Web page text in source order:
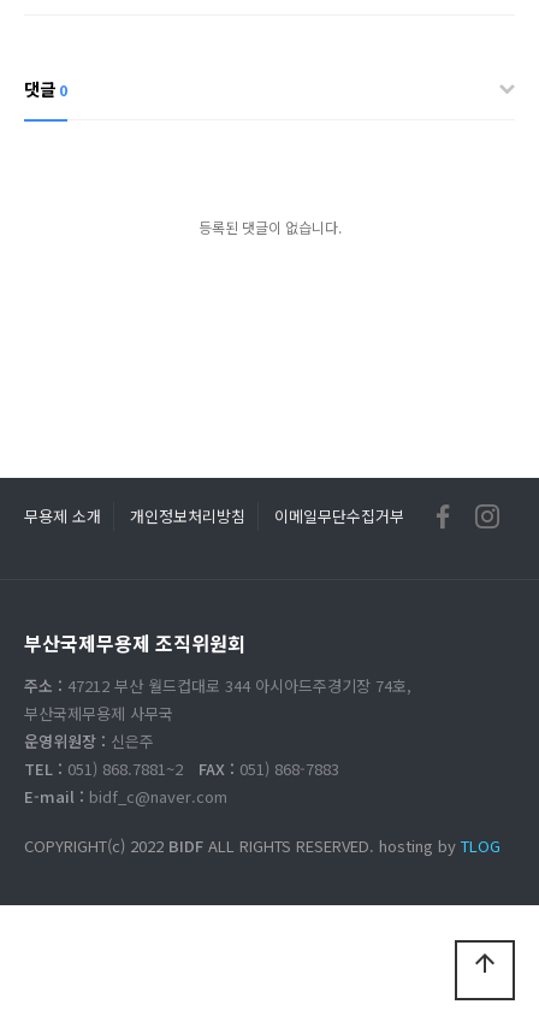
댓글 0
등록된 댓글이 없습니다.
무용제 소개 개인정보처리방침 이메일무단수집거부
부산국제무용제 조직위원회
주소 : 47212 부산 월드컵대로 344 아시아드주경기장 74호,
부산국제무용제 사무국
운영위원장 : 신은주
TEL : 051) 868.7881~2 FAX : 051) 868-7883
E-mail : bidf_c@naver.com
COPYRIGHT(c) 2022 BIDF ALL RIGHTS RESERVED. hosting by TLOG
arrow_upward